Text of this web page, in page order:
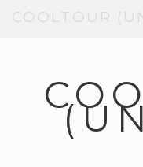
COOLTOUR